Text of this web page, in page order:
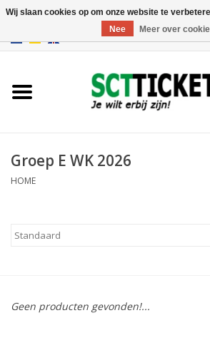
Frankrijk
Groep E WK 2026
HOME
Geen producten gevonden!...
Wij slaan cookies op om onze website te
Nee
Meer over